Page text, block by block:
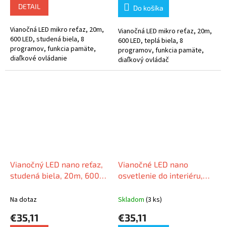
DETAIL
Vianočná LED mikro reťaz, 20m,
600 LED, studená biela, 8
programov, funkcia pamäte,
diaľkové ovládanie
Do košíka
Vianočná LED mikro reťaz, 20m,
600 LED, teplá biela, 8
programov, funkcia pamäte,
diaľkový ovládač
Vianočný LED nano reťaz,
studená biela, 20m, 600
Na dotaz
€35,11
Vianočné LED nano
osvetlenie do interiéru,
LED
Skladom (3 ks)
€35,11